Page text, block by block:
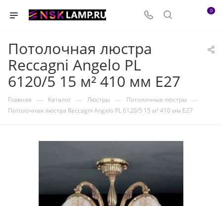
0
Потолочная люстра
Reccagni Angelo PL
6120/5 15 м² 410 мм E27
Главная — Каталог — Люстры — Потолочные люстры —
Потолочная люстра Reccagni Angelo PL 6120/5 15 м² 410 мм E27